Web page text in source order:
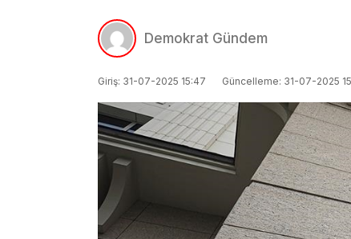
Demokrat Gündem
Giriş: 31-07-2025 15:47 Güncelleme: 31-07-2025